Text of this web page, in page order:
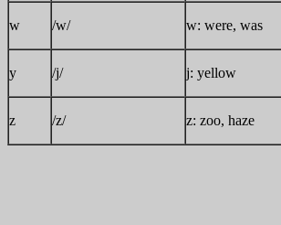
w /w/ w: were, was
y /j/ j: yellow
z /z/ z: zoo, haze